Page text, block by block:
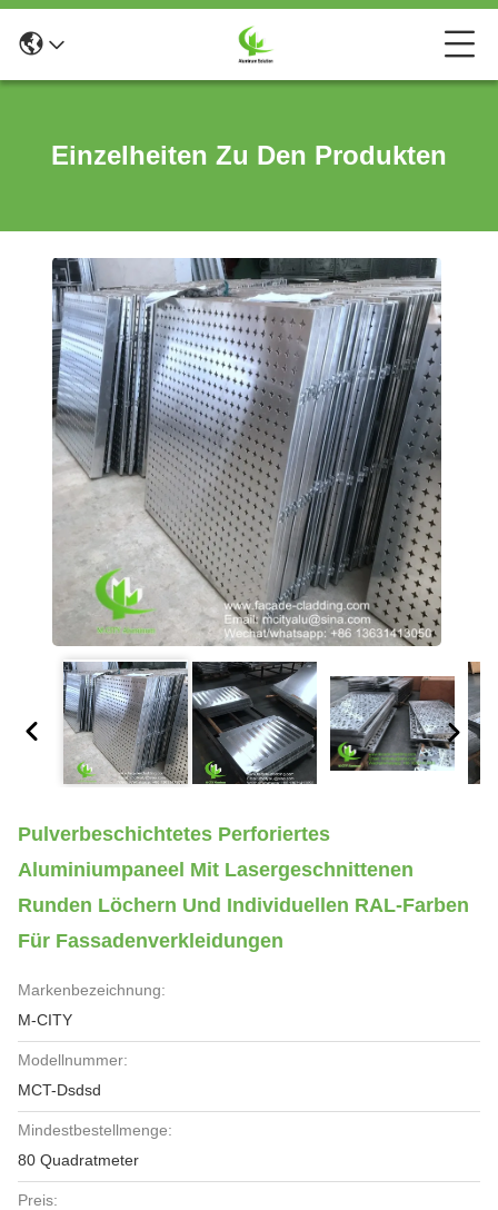
Einzelheiten Zu Den Produkten
Pulverbeschichtetes Perforiertes
Aluminiumpaneel Mit Lasergeschnittenen
Runden Löchern Und Individuellen RAL-Farben
Für Fassadenverkleidungen
Markenbezeichnung:
M-CITY
Modellnummer:
MCT-Dsdsd
Mindestbestellmenge:
80 Quadratmeter
Preis: